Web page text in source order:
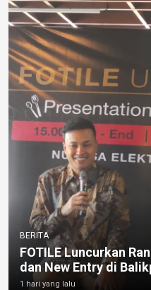
BERITA
FOTILE Luncurkan
dan New Entry di
1 hari yang lalu